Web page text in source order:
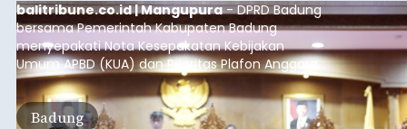
balitribune.co.id | Mangupura- DPRD Badung
bersama Pemerintah Kabupaten Badung
menyepakati Nota Kesepakatan Kebijakan
Umum APBD (KUA) dan Prioritas Plafon Anggaran
Sementara (PPAS) Tahun Anggaran 2027 dalam
rapat paripurna yang digelar di Gedung DPRD
Badung, Kamis (6/8/2026).
Badung